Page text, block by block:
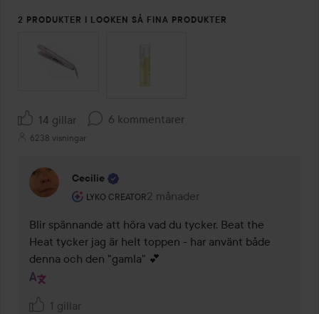
2 PRODUKTER I LOOKEN SÅ FINA PRODUKTER
HOPPA ÖVER SEKTIONEN
14 gillar 6 kommentarer
6238 visningar
Cecilie
LYKO CREATOR
Användarens roll: Lyko Creator.
2 månader
Kommentaren lades 2 månader
Blir spännande att höra vad du tycker. Beat the
Heat tycker jag är helt toppen - har använt både
denna och den "gamla" 💕
1 gillar